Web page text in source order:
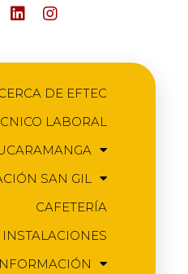
DE EFTEC
LABORAL
SAN GIL
CAFETERÍA